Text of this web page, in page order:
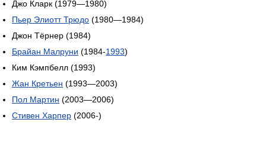
Джо Кларк (1979—1980)
Пьер Элиотт Трюдо (1980—1984)
Джон Тёрнер (1984)
Брайан Малруни (1984-1993)
Ким Кэмпбелл (1993)
Жан Кретьен (1993—2003)
Пол Мартин (2003—2006)
Стивен Харпер (2006-)